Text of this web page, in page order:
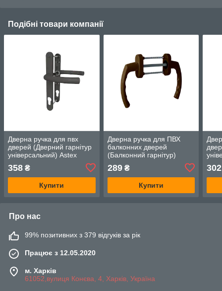
Подібні товари компанії
Дверна ручка для пвх
дверей (Дверний гарнітур
універсальний) Astex
антрацит (РАЛ 7016)
358 ₴
Купити
Дверна ручка для ПВХ
балконних дверей
(Балконний гарнітур)
коричневий (РАЛ 8019)
289₴
Купити
302
Про нас
99% позитивних з 379 відгуків за рік
Працює з 12.05.2020
м. Харків
61052,вулиця Конєва, 4, Харків, Україна